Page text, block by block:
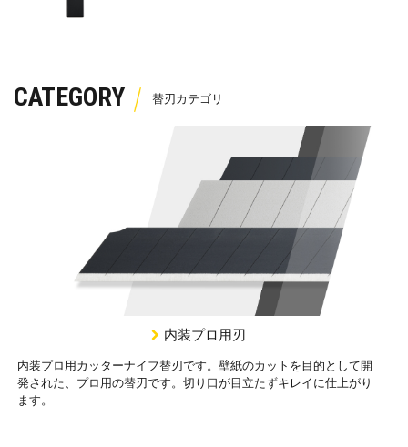
CATEGORY
内装プロ用刃
内装プロ用カッターナイフ替刃です。壁紙のカットを目的として開
発された、プロ用の替刃です。切り口が目立たずキレイに仕上がり
ます。